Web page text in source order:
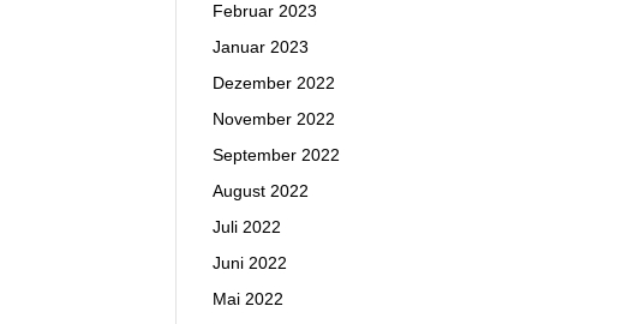
Februar 2023
Januar 2023
Dezember 2022
November 2022
September 2022
August 2022
Juli 2022
Juni 2022
Mai 2022